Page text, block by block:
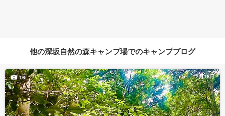
他の深坂自然の森キャンプ場でのキャンプブログ
7月18日
16